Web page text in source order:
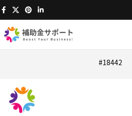
#18442